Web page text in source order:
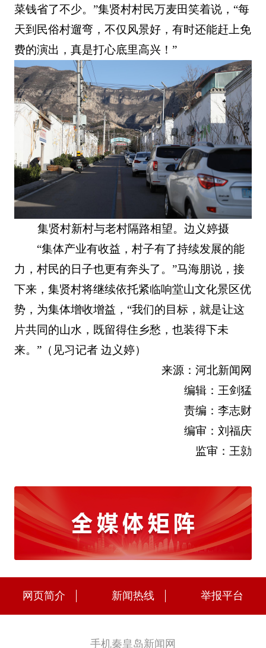
菜钱省了不少。”集贤村村民万麦田笑着说，“每
天到民俗村遛弯，不仅风景好，有时还能赶上免
费的演出，真是打心底里高兴！”
集贤村新村与老村隔路相望。边义婷摄
“集体产业有收益，村子有了持续发展的能
力，村民的日子也更有奔头了。”马海朋说，接
下来，集贤村将继续依托紧临响堂山文化景区优
势，为集体增收增益，“我们的目标，就是让这
片共同的山水，既留得住乡愁，也装得下未
来。”（ 见习记者 边义婷）
来源：河北新闻网
编辑：王剑猛
责编：李志财
编审：刘福庆
监审：王勍
网页简介 新闻热线 举报平台
手机秦皇岛新闻网